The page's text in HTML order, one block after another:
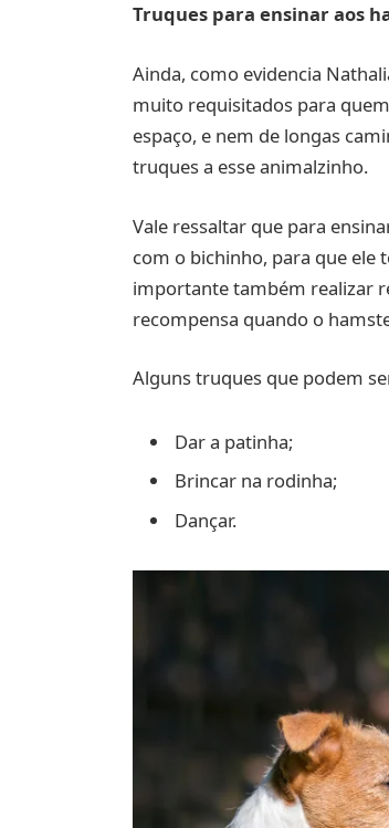
Truques para ensinar aos
Ainda, como evidencia
muito requisitados para
espaço, e nem de longas
truques a esse animalzinho.
Vale ressaltar que para
com o bichinho, para que ele
importante também realizar
recompensa quando o
Alguns truques que podem
Dar a patinha;
Brincar na rodinha;
Dançar.